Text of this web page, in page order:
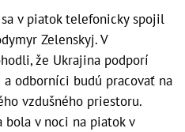
v piatok telefonicky spojil
Zelenskyj. V
že Ukrajina podporí
odborníci budú pracovať na
vzdušného priestoru.
bola v noci na piatok v